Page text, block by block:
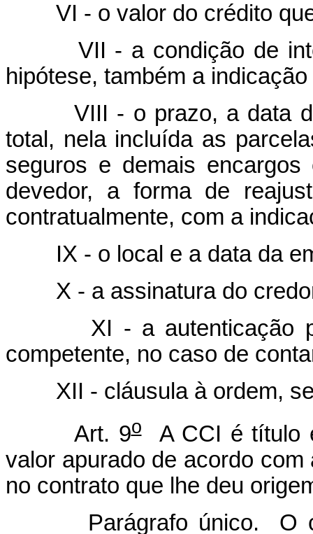
VI - o valor do crédito que
VII - a condição de
hipótese, também a
VIII - o prazo, a data de
total, nela incluída as
seguros e demais encargos
devedor, a forma de
contratualmente, com a
IX - o local e a data da
X - a assinatura do
XI - a autenticação
competente, no caso de
XII - cláusula à ordem, se
Art. 9oA CCI é título
valor apurado de acordo
no contrato que lhe deu
Parágrafo único. O